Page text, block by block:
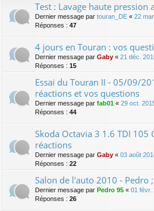
Test : Lavage haute
Dernier message par touran_DE « 22
Réponses : 47
4 jours en Touran : vos
Dernier message par Gaby « 21 déc.
Réponses : 15
Essai du Touran II - 05/09/
réactions et vos questions
Dernier message par fab01 « 29 oct.
Réponses : 44
Skoda Octavia 3 1.6 TDI 105
réactions
Dernier message par Gaby « 03 août
Réponses : 22
Salon de l'auto 2010 - Pedro
Dernier message par Pedro 95 « 01 févr.
Réponses : 26